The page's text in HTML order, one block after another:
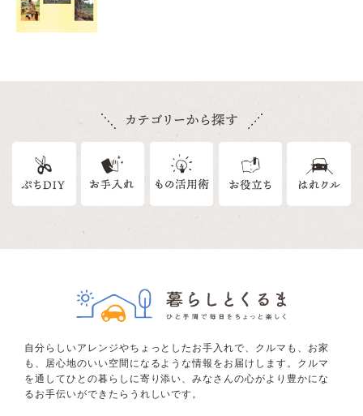
自分らしいアレンジやちょっとしたお手入れで、クルマも、お家
も、居心地のいい空間になるような情報をお届けします。クルマ
を通してひとの暮らしに寄り添い、みなさんの心がより豊かにな
るお手伝いができたらうれしいです。